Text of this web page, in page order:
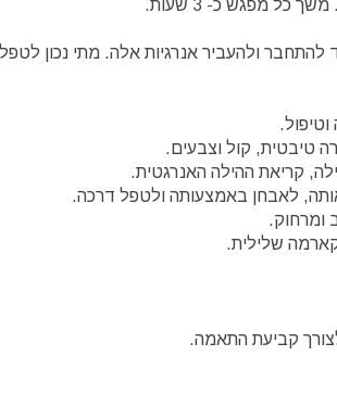
ולהעביר אנרגיות אלה. מתי נכון לטפל
טיבטית, קול וצבעים.
קריאת ההילה האנרגטית.
לאבחן באמצעותה ולטפל דרכה.
ומרחוק.
שלילית.
קביעת התאמה.